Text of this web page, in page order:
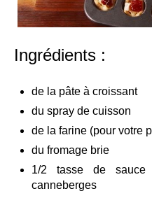
Ingrédients :
de la pâte à croissant
du spray de cuisson
de la farine (pour votre
du fromage brie
1/2 tasse de
canneberges